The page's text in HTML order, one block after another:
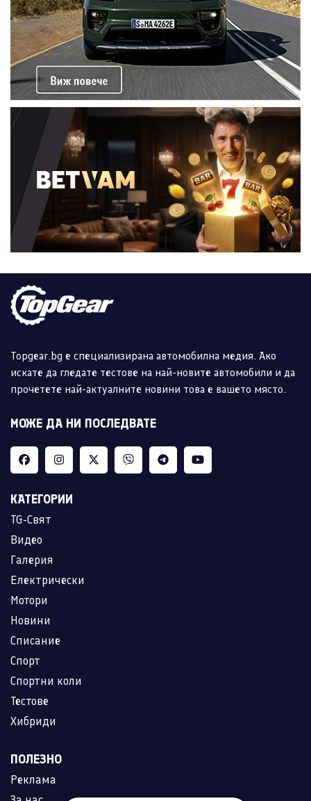
Topgear.bg е специализирана автомобилна медия. Ако
искате да гледате тестове на най-новите автомобили и да
прочетете най-актуалните новини това е вашето място.
МОЖЕ ДА НИ ПОСЛЕДВАТЕ
КАТЕГОРИИ
TG-Свят
Видео
Галерия
Електрически
Мотори
Новини
Списание
Спорт
Спортни коли
Тестове
Хибриди
ПОЛЕЗНО
Реклама